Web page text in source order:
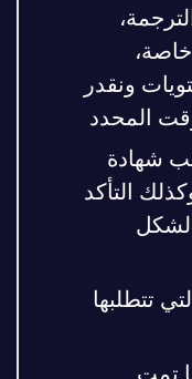
ونقدر
المحدد
شهادة
التأكد
تتطلبها
تمت